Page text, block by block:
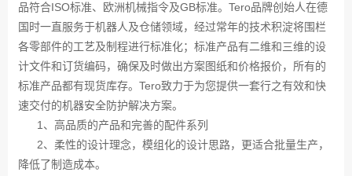
品符合ISO标准、欧洲机械指令及GB标准。Tero品牌创始人在德
国时一直服务于机器人及仓储领域，经过常年的技术积淀将围栏
各零部件的工艺及制程进行标准化；标准产品有二维和三维的设
计文件和订货编码，确保及时做出方案图纸和价格报价，所有的
标准产品都有现货库存。Tero致力于为您提供一套行之有效和快
速交付的机器安全防护解决方案。
1、高品质的产品和完善的配件系列
2、柔性的设计理念，模组化的设计思路，更适合批量生产，
降低了制造成本。